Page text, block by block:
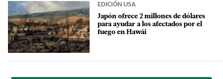
EDICIÓN USA
Japón ofrece 2 millones de dólares
para ayudar a los afectados por el
fuego en Hawái